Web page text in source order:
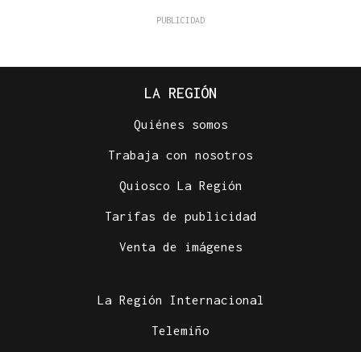
LA REGIÓN
Quiénes somos
Trabaja con nosotros
Quiosco La Región
Tarifas de publicidad
Venta de imágenes
La Región Internacional
Telemiño